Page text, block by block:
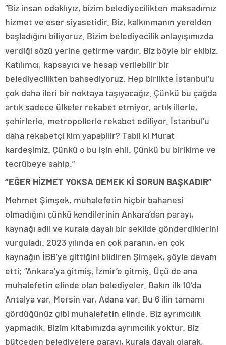
“Biz insan odaklıyız, bizim belediyecilikten maksadımız
hizmet ve eser siyasetidir. Biz, kalkınmanın yerelden
başladığını biliyoruz. Bizim belediyecilik anlayışımızda
verdiği sözü yerine getirme vardır. Biz böyle bir ekibiz.
Katılımcı, kapsayıcı ve hesap verilebilir bir
belediyecilikten bahsediyoruz. Hep birlikte İstanbul’u
çok daha ileri bir noktaya taşıyacağız. Çünkü bu çağda
artık sadece ülkeler rekabet etmiyor, artık illerle,
şehirlerle, metropollerle rekabet ediliyor. İstanbul’u
daha rekabetçi kim yapabilir? Tabii ki Murat
kardeşimiz. Çünkü o bu işin ehli. Çünkü bu birikime ve
tecrübeye sahip.”
“EĞER HİZMET YOKSA DEMEK Kİ SORUN BAŞKADIR”
Mehmet Şimşek, muhalefetin hiçbir bahanesi
olmadığını çünkü kendilerinin Ankara’dan parayı,
kaynağı adil ve kurala dayalı bir şekilde gönderdiklerini
vurguladı. 2023 yılında en çok paranın, en çok
kaynağın İBB’ye gittiğini bildiren Şimşek, şöyle devam
etti; “Ankara’ya gitmiş, İzmir’e gitmiş. Üçü de ana
muhalefetin elinde olan belediyeler. Bakın ilk 10’da
Antalya var, Mersin var, Adana var. Bu 6 ilin tamamı
gördüğünüz gibi muhalefetin elinde. Biz ayrımcılık
yapmadık. Bizim kitabımızda ayrımcılık yoktur. Biz
bütçeden belediyelere parayı, kurala dayalı olarak,